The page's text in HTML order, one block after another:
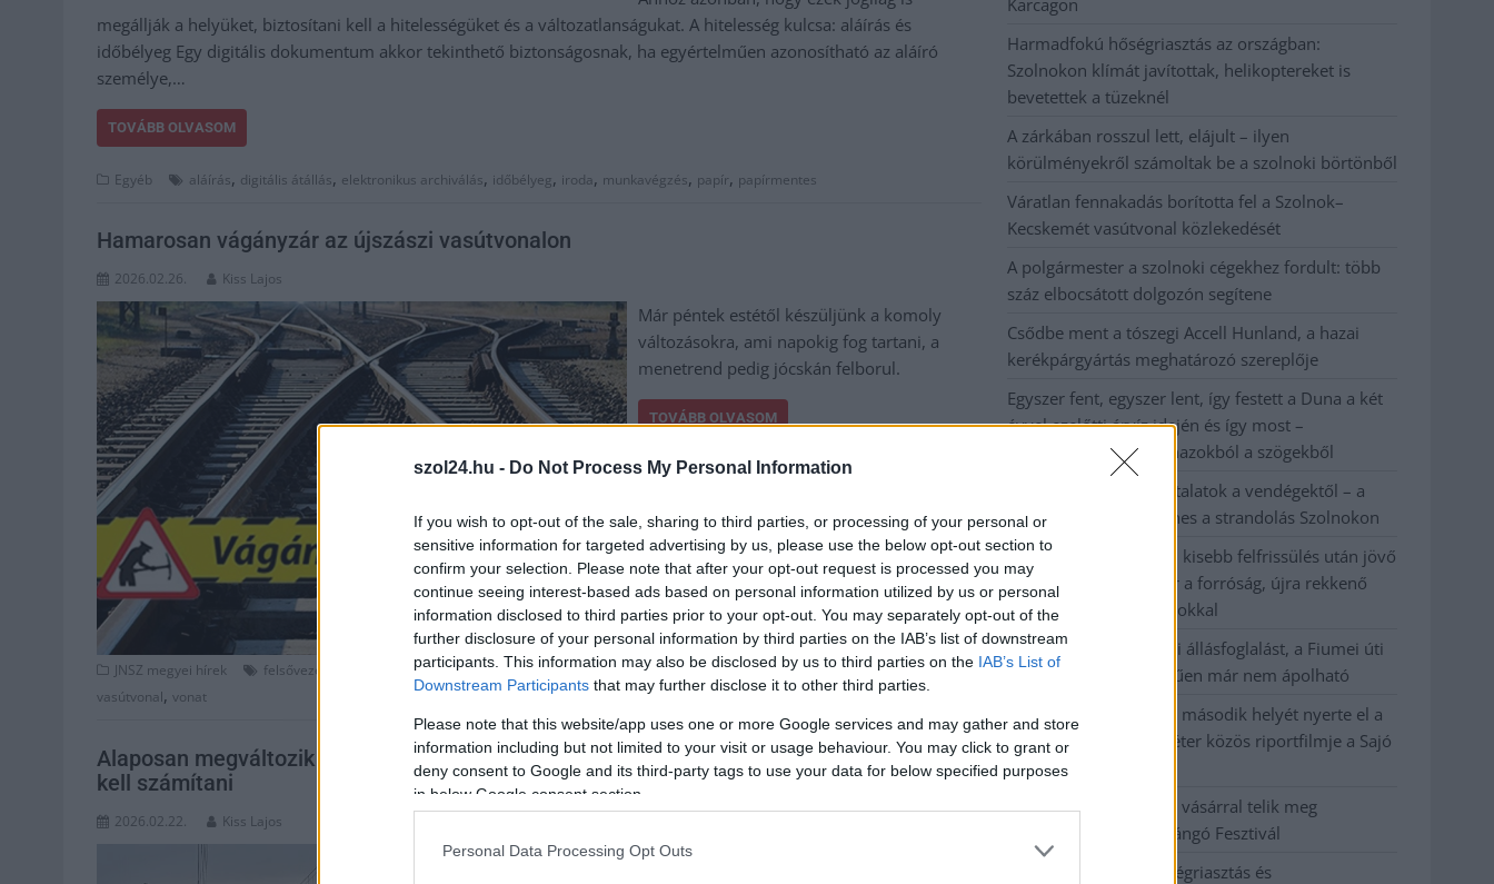
szol24.hu - Do Not Process My Personal Information
If you wish to opt-out of the sale, sharing to third parties, or processing of your personal or
sensitive information for targeted advertising by us, please use the below opt-out section to
confirm your selection. Please note that after your opt-out request is processed you may
continue seeing interest-based ads based on personal information utilized by us or personal
information disclosed to third parties prior to your opt-out. You may separately opt-out of the
further disclosure of your personal information by third parties on the IAB’s list of downstream
participants. This information may also be disclosed by us to third parties on the IAB’s List of
Downstream Participants that may further disclose it to other third parties.
Please note that this website/app uses one or more Google services and may gather and store
information including but not limited to your visit or usage behaviour. You may click to grant or
deny consent to Google and its third-party tags to use your data for below specified purposes
in below Google consent section.
Personal Data Processing Opt Outs
megállják a helyüket, biztosítani kell a hitelességüket és a változatlanságukat. A hitelesség kulcsa: aláírás és
időbélyeg Egy digitális dokumentum akkor tekinthető biztonságosnak, ha egyértelműen azonosítható az aláíró
személye,…
TOVÁBB OLVASOM
Egyéb aláírás, digitális átállás, elektronikus archiválás, időbélyeg, iroda, munkavégzés, papír, papírmentes
Hamarosan vágányzár az újszászi vasútvonalon
2026.02.26. Kiss Lajos
Már péntek estétől készüljünk a komoly
változásokra, ami napokig fog tartani, a
menetrend pedig jócskán felborul.
TOVÁBB OLVASOM
JNSZ megyei hírek felsővezeték Jász-Nagykun Szolnok megye,karbantartás, munkavégzés, Szolnok, Újszász,vágányzár,
vasútvonal, vonat
Alaposan megváltozik a vasúti menetrend az újszászi fővonalon a hétvégén, éjjeli zajra is
kell számítani
2026.02.22. Kiss Lajos
Február 27-e és március másodika között ne
Harmadfokú hőségriasztás az országban:
Szolnokon klímát javítottak, helikoptereket is
bevetettek a tüzeknél
A zárkában rosszul lett, elájult – ilyen
körülményekről számoltak be a szolnoki börtönből
Váratlan fennakadás borította fel a Szolnok–
Kecskemét vasútvonal közlekedését
A polgármester a szolnoki cégekhez fordult: több
száz elbocsátott dolgozón segítene
Csődbe ment a tószegi Accell Hunland, a hazai
kerékpárgyártás meghatározó szereplője
Egyszer fent, egyszer lent, így festett a Duna a két
évvel ezelőtti árvíz idején és így most –
fotógyűjtemény ugyanazokból a szögekből
Ilyenek eddig a tapasztalatok a vendégektől – a
hőhullám miatt ingyenes a strandolás Szolnokon
Nem biztató: a hétvégi kisebb felfrissülés után jövő
héten megint visszatér a forróság, újra rekkenő
hőség jön, akár 38 fokokkal
Közzétették a szakértői állásfoglalást, a Fiumei úti
fák többsége szakszerűen már nem ápolható
A MÚOSZ sajtódíjának második helyét nyerte el a
Borsod24 és a Paraméter közös riportfilmje a Sajó
szennyezéséről
Tánccal, zeneszóval és vásárral telik meg
Jászberény, indul a Csángó Fesztivál
Meghosszabbított hőségriasztás és